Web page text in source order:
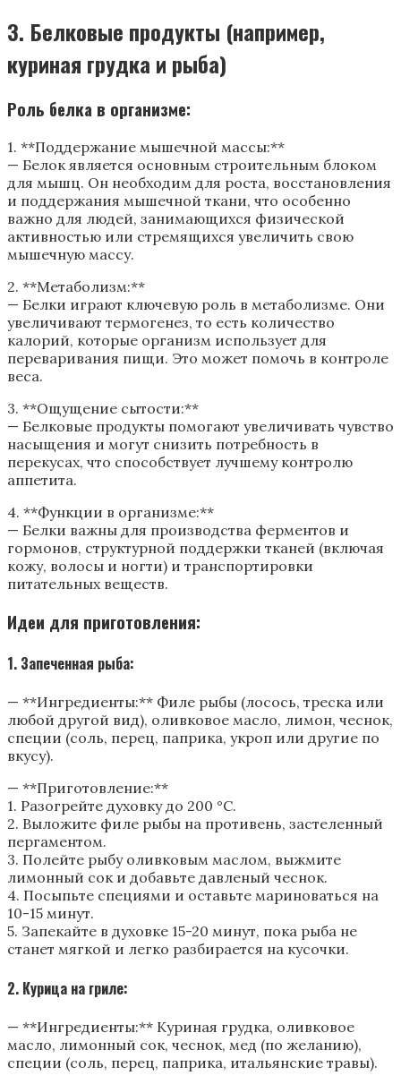
3. Белковые продукты (например,
куриная грудка и рыба)
Роль белка в организме:
1. **Поддержание мышечной массы:**
— Белок является основным строительным блоком
для мышц. Он необходим для роста, восстановления
и поддержания мышечной ткани, что особенно
важно для людей, занимающихся физической
активностью или стремящихся увеличить свою
мышечную массу.
2. **Метаболизм:**
— Белки играют ключевую роль в метаболизме. Они
увеличивают термогенез, то есть количество
калорий, которые организм использует для
переваривания пищи. Это может помочь в контроле
веса.
3. **Ощущение сытости:**
— Белковые продукты помогают увеличивать чувство
насыщения и могут снизить потребность в
перекусах, что способствует лучшему контролю
аппетита.
4. **Функции в организме:**
— Белки важны для производства ферментов и
гормонов, структурной поддержки тканей (включая
кожу, волосы и ногти) и транспортировки
питательных веществ.
Идеи для приготовления:
1. Запеченная рыба:
— **Ингредиенты:** Филе рыбы (лосось, треска или
любой другой вид), оливковое масло, лимон, чеснок,
специи (соль, перец, паприка, укроп или другие по
вкусу).
— **Приготовление:**
1. Разогрейте духовку до 200 °C.
2. Выложите филе рыбы на противень, застеленный
пергаментом.
3. Полейте рыбу оливковым маслом, выжмите
лимонный сок и добавьте давленый чеснок.
4. Посыпьте специями и оставьте мариноваться на
10-15 минут.
5. Запекайте в духовке 15-20 минут, пока рыба не
станет мягкой и легко разбирается на кусочки.
2. Курица на гриле:
— **Ингредиенты:** Куриная грудка, оливковое
масло, лимонный сок, чеснок, мед (по желанию),
специи (соль, перец, паприка, итальянские травы).